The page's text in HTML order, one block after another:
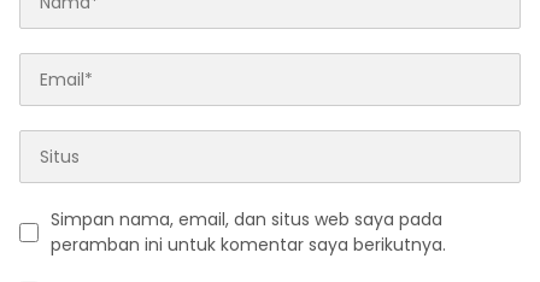
Simpan nama, email, dan situs web saya pada
peramban ini untuk komentar saya berikutnya.